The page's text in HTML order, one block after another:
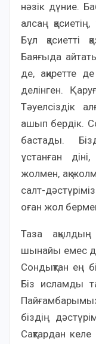
нәзік дүние.
алсаң
Бұл қасиетті
Баяғыда
де, ақиретте
делінген.
Тәуелсіздік
ашып бердік.
бастады.
ұстанған
жолмен, ақ
салт-
оған жол
Таза
шынайы емес
Сондықтан ең
Біз исламды
біздің
Сақтардан